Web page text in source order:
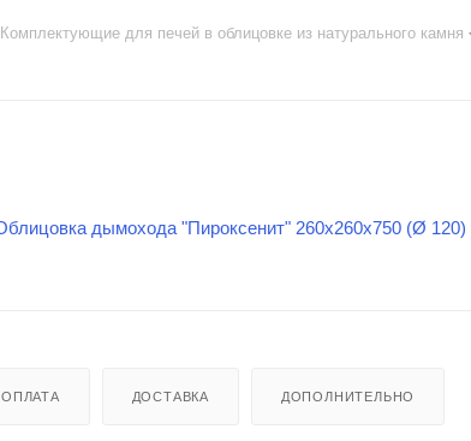
Комплектующие для печей в облицовке из натурального камня
ОПЛАТА ДОСТАВКА ДОПОЛНИТЕЛЬНО